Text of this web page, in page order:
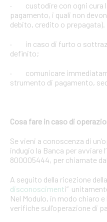
· custodire con ogni cura
pagamento, i quali non
debito, credito o
· in caso di furto o
definito;
· comunicare
strumento di pagamento,
Cosa fare in caso di
Se vieni a conoscenza di
indugio la Banca per
800005444, per chiamate
A seguito della ricezione
disconoscimenti”
Nel Modulo, in modo chiaro
verifiche sull’operazione di